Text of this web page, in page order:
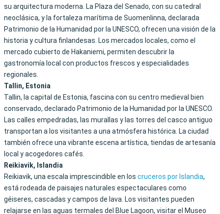
su arquitectura moderna. La Plaza del Senado, con su catedral
neoclásica, y la fortaleza marítima de Suomenlinna, declarada
Patrimonio de la Humanidad por la UNESCO, ofrecen una visión de la
historia y cultura finlandesas. Los mercados locales, como el
mercado cubierto de Hakaniemi, permiten descubrir la
gastronomía local con productos frescos y especialidades
regionales.
Tallin, Estonia
Tallin, la capital de Estonia, fascina con su centro medieval bien
conservado, declarado Patrimonio de la Humanidad por la UNESCO.
Las calles empedradas, las murallas y las torres del casco antiguo
transportan a los visitantes a una atmósfera histórica. La ciudad
también ofrece una vibrante escena artística, tiendas de artesanía
local y acogedores cafés.
Reikiavik, Islandia
Reikiavik, una escala imprescindible en los cruceros por Islandia,
está rodeada de paisajes naturales espectaculares como
géiseres, cascadas y campos de lava. Los visitantes pueden
relajarse en las aguas termales del Blue Lagoon, visitar el Museo